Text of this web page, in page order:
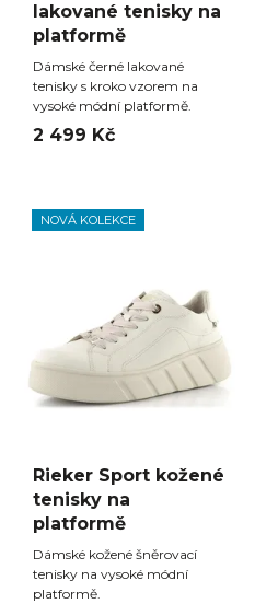
lakované tenisky na
platformě
Dámské černé lakované
tenisky s kroko vzorem na
vysoké módní platformě.
2 499 Kč
NOVÁ KOLEKCE
Rieker Sport kožené
tenisky na
platformě
Dámské kožené šněrovací
tenisky na vysoké módní
platformě.